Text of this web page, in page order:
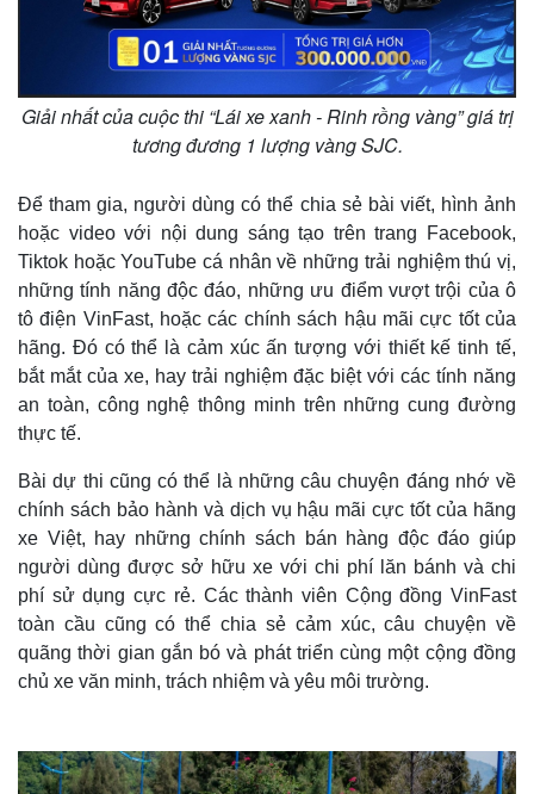
Thế giới
Quan sát
Cuộc sống đó đây
Multimedia
Video
Ảnh
Giải nhất của cuộc thi “Lái xe xanh - Rinh rồng vàng” giá trị
tương đương 1 lượng vàng SJC.
Để tham gia, người dùng có thể chia sẻ bài viết, hình ảnh
hoặc video với nội dung sáng tạo trên trang Facebook,
Tiktok hoặc YouTube cá nhân về những trải nghiệm thú vị,
những tính năng độc đáo, những ưu điểm vượt trội của ô
tô điện VinFast, hoặc các chính sách hậu mãi cực tốt của
hãng. Đó có thể là cảm xúc ấn tượng với thiết kế tinh tế,
bắt mắt của xe, hay trải nghiệm đặc biệt với các tính năng
an toàn, công nghệ thông minh trên những cung đường
thực tế.
Bài dự thi cũng có thể là những câu chuyện đáng nhớ về
chính sách bảo hành và dịch vụ hậu mãi cực tốt của hãng
xe Việt, hay những chính sách bán hàng độc đáo giúp
người dùng được sở hữu xe với chi phí lăn bánh và chi
phí sử dụng cực rẻ. Các thành viên Cộng đồng VinFast
toàn cầu cũng có thể chia sẻ cảm xúc, câu chuyện về
quãng thời gian gắn bó và phát triển cùng một cộng đồng
chủ xe văn minh, trách nhiệm và yêu môi trường.